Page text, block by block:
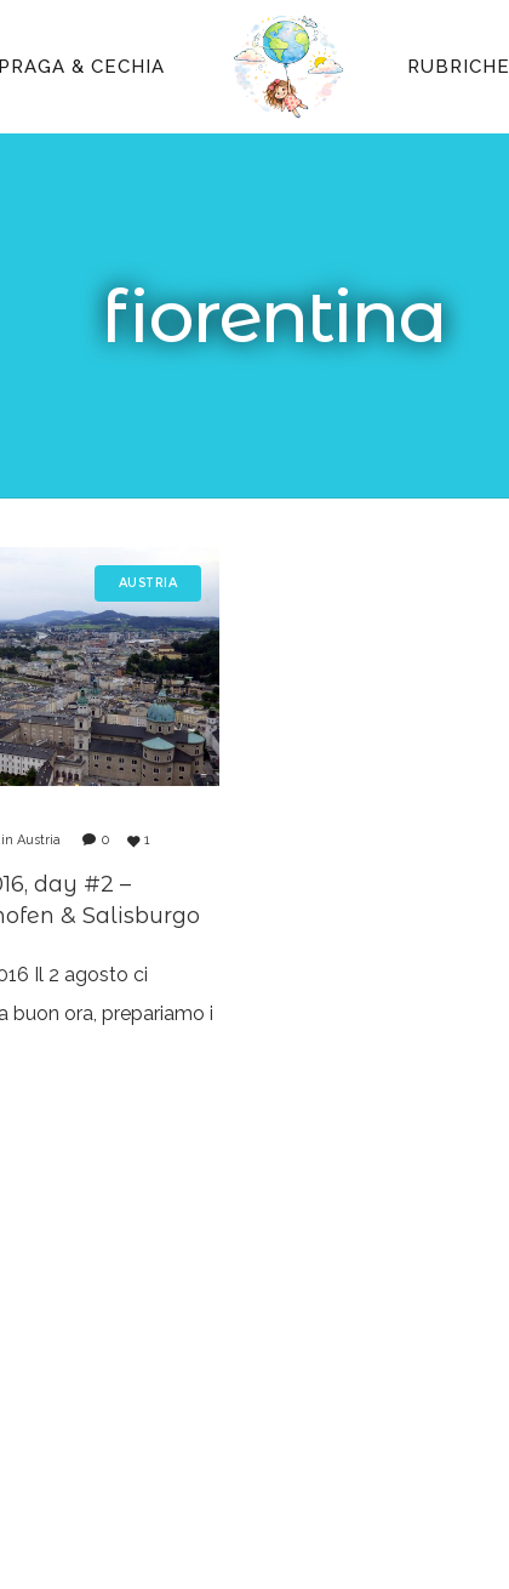
PRAGA & CECHIA RUBRICHE
fiorentina
AUSTRIA
in Austria 0 1
day #2 –
& Salisburgo
Il 2 agosto ci
buon ora, prepariamo i
che dista appena